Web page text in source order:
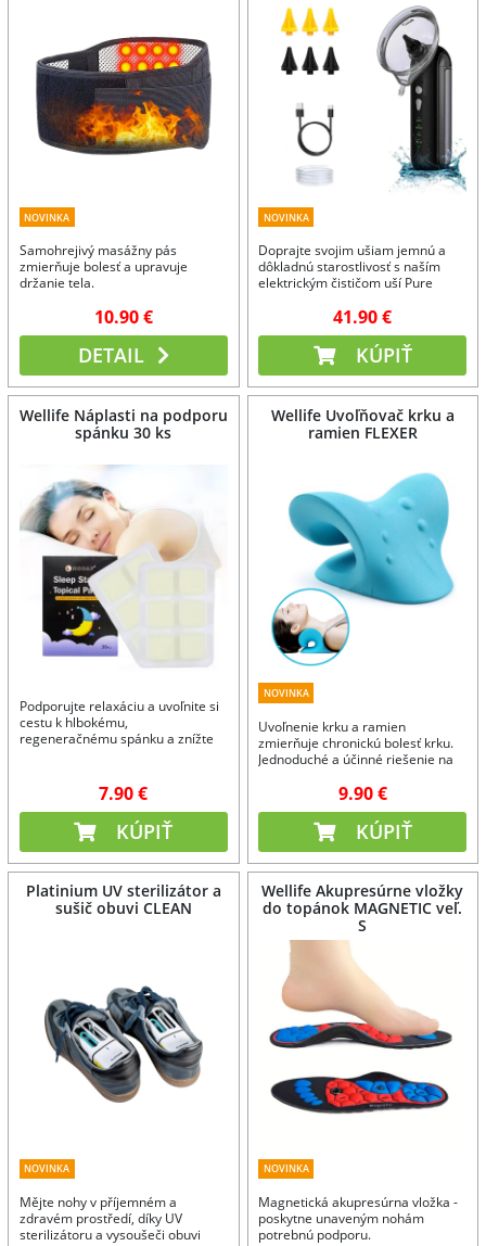
NOVINKA
Samohrejivý masážny pás
zmierňuje bolesť a upravuje
držanie tela.
10.90 €
DETAIL
NOVINKA
Doprajte svojim ušiam jemnú a
dôkladnú starostlivosť s naším
elektrickým čističom uší Pure
41.90 €
KÚPIŤ
Wellife Náplasti na podporu
spánku 30 ks
Podporujte relaxáciu a uvoľnite si
cestu k hlbokému,
regeneračnému spánku a znížte
7.90 €
KÚPIŤ
Wellife Uvoľňovač krku a
ramien FLEXER
NOVINKA
Uvoľnenie krku a ramien
zmierňuje chronickú bolesť krku.
Jednoduché a účinné riešenie na
9.90 €
KÚPIŤ
Platinium UV sterilizátor a
sušič obuvi CLEAN
NOVINKA
Mějte nohy v příjemném a
zdravém prostředí, díky UV
sterilizátoru a vysoušeči obuvi
Wellife Akupresúrne vložky
do topánok MAGNETIC veľ.
S
NOVINKA
Magnetická akupresúrna vložka -
poskytne unaveným nohám
potrebnú podporu.